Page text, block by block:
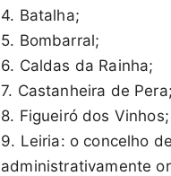
4. Batalha;
5. Bombarral;
6. Caldas da Rainha;
7. Castanheira de Pera;
8. Figueiró dos Vinhos;
9. Leiria: o concelho
administrativamente